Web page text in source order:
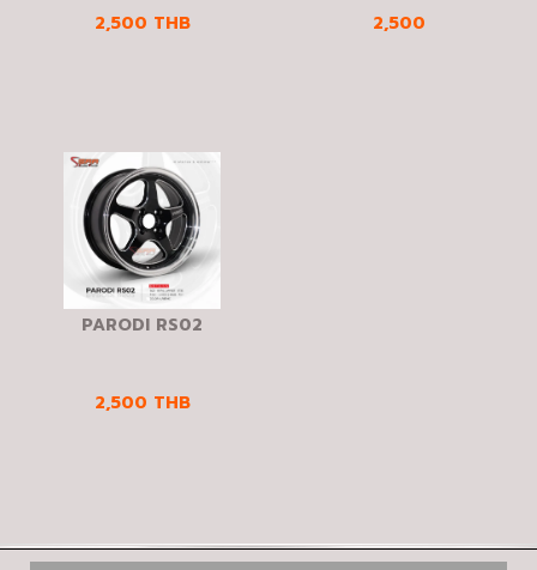
2,500 THB 2,500
PARODI RS02
2,500 THB